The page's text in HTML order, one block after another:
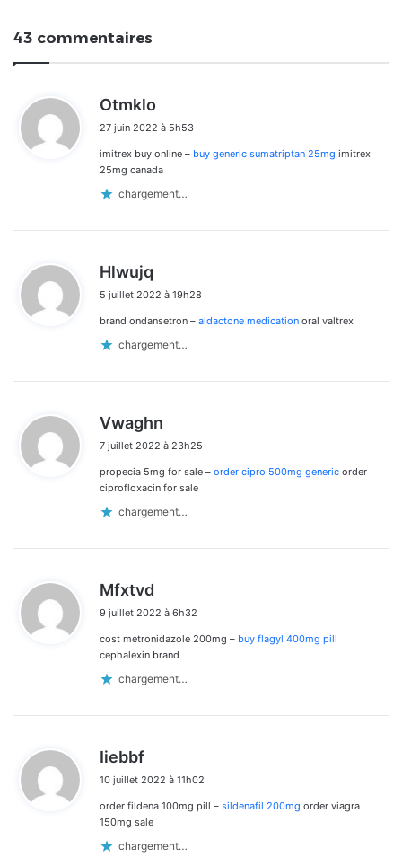
43 commentaires
Otmklo
t
:
27 juin 2022 à 5h53
imitrex buy online – buy generic sumatriptan 25mg imitrex
25mg canada
chargement…
Hlwujq
t
5 juillet 2022 à 19h28
brand ondansetron – aldactone medication oral valtrex
chargement…
Vwaghn
t
:
7 juillet 2022 à 23h25
propecia 5mg for sale – order cipro 500mg generic order
ciprofloxacin for sale
chargement…
Mfxtvd
t
:
9 juillet 2022 à 6h32
cost metronidazole 200mg – buy flagyl 400mg pill
cephalexin brand
chargement…
Iiebbf
t
:
10 juillet 2022 à 11h02
order fildena 100mg pill – sildenafil 200mg order viagra
150mg sale
chargement…